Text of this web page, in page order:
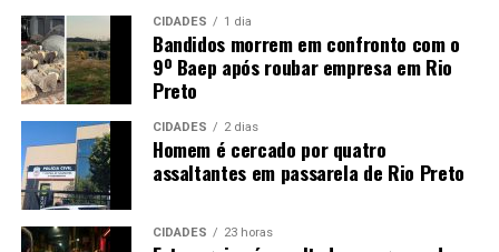
CIDADES 1 dia
Bandidos morrem em confronto com o
9º Baep após roubar empresa em Rio
Preto
CIDADES 2 dias
Homem é cercado por quatro
assaltantes em passarela de Rio Preto
CIDADES 23 horas